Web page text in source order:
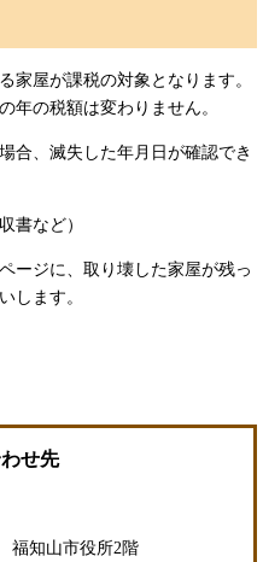
家屋が課税の対象となります。
年の税額は変わりません。
合、滅失した年月日が確認でき
書など）
ージに、取り壊した家屋が残っ
します。
せ先
福知山市役所2階